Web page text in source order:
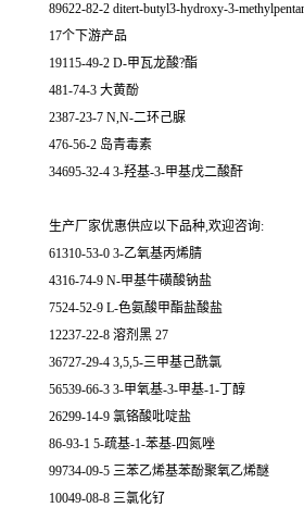
89622-82-2 ditert-butyl3-hydroxy-3-
17个下游产品
19115-49-2 D-甲瓦龙酸?酯
481-74-3 大黄酚
2387-23-7 N,N-二环己脲
476-56-2 岛青毒素
34695-32-4 3-羟基-3-甲基戊二酸酐
生产厂家优惠供应以下品种,欢迎咨询:
61310-53-0 3-乙氧基丙烯腈
4316-74-9 N-甲基牛磺酸钠盐
7524-52-9 L-色氨酸甲酯盐酸盐
12237-22-8 溶剂黑 27
36727-29-4 3,5,5-三甲基己酰氯
56539-66-3 3-甲氧基-3-甲基-1-丁醇
26299-14-9 氯铬酸吡啶盐
86-93-1 5-疏基-1-苯基-四氮唑
99734-09-5 三苯乙烯基苯酚聚氧乙烯醚
10049-08-8 三氯化钌